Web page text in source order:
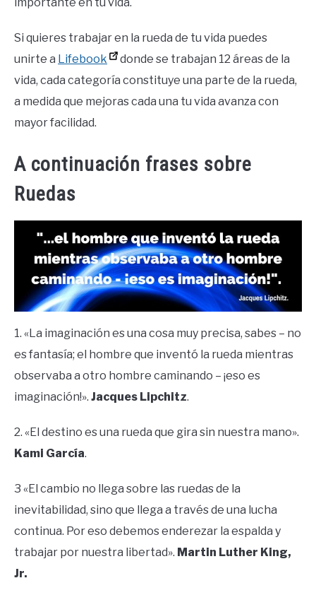
Si quieres trabajar en la rueda de tu vida puedes
unirte a Lifebook
donde se trabajan 12 áreas de la
vida, cada categoría constituye una parte de la rueda,
a medida que mejoras cada una tu vida avanza con
mayor facilidad.
A continuación frases sobre
Ruedas
1. «La imaginación es una cosa muy precisa, sabes – no
es fantasía; el hombre que inventó la rueda mientras
observaba a otro hombre caminando – ¡eso es
imaginación!». Jacques Lipchitz.
2. «El destino es una rueda que gira sin nuestra mano».
Kami García.
3 «El cambio no llega sobre las ruedas de la
inevitabilidad, sino que llega a través de una lucha
continua. Por eso debemos enderezar la espalda y
trabajar por nuestra libertad». Martin Luther King,
Jr.